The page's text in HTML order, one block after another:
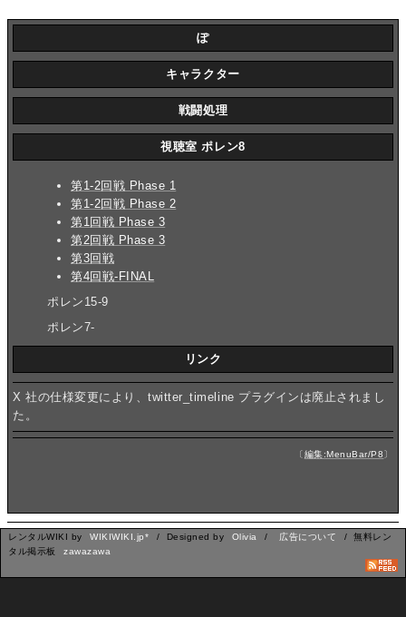
ぽ
キャラクター
戦闘処理
視聴室 ポレン8
第1-2回戦 Phase 1
第1-2回戦 Phase 2
第1回戦 Phase 3
第2回戦 Phase 3
第3回戦
第4回戦-FINAL
ポレン15-9
ポレン7-
リンク
X 社の仕様変更により、twitter_timeline プラグインは廃止されまし
た。
〔編集:MenuBar/P8〕
レンタルWIKI by WIKIWIKI.jp* / Designed by Olivia / 広告について
/ 無料レン
タル掲示板
zawazawa